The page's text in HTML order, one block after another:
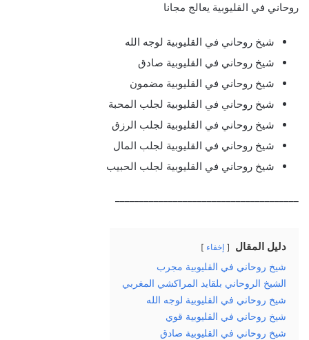
روحاني في القليوبية يعالج مجانا
شيخ روحاني في القليوبية لوجه الله
شيخ روحاني في القليوبية صادق
شيخ روحاني في القليوبية مضمون
شيخ روحاني في القليوبية لجلب المحبة
شيخ روحاني في القليوبية لجلب الرزق
شيخ روحاني في القليوبية لجلب المال
شيخ روحاني في القليوبية لجلب الحبيب
دليل المقال إخفاء
شيخ روحاني في القليوبية مجرب
الشيخ الروحاني بلقايد المراكشي المغربي
شيخ روحاني في القليوبية لوجه الله
شيخ روحاني في القليوبية قوي
شيخ روحاني في القليوبية صادق